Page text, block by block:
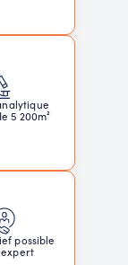
5 200m²
possible